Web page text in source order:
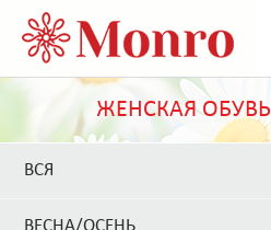
ЖЕНСКАЯ ОБУВЬ
ВСЯ
ВЕСНА/ОСЕНЬ